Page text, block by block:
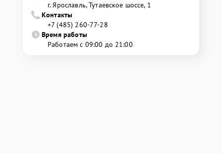
г. Ярославль, Тутаевское шоссе, 1
Контакты
+7 (485) 260-77-28
Время работы
Работаем с 09:00 до 21:00